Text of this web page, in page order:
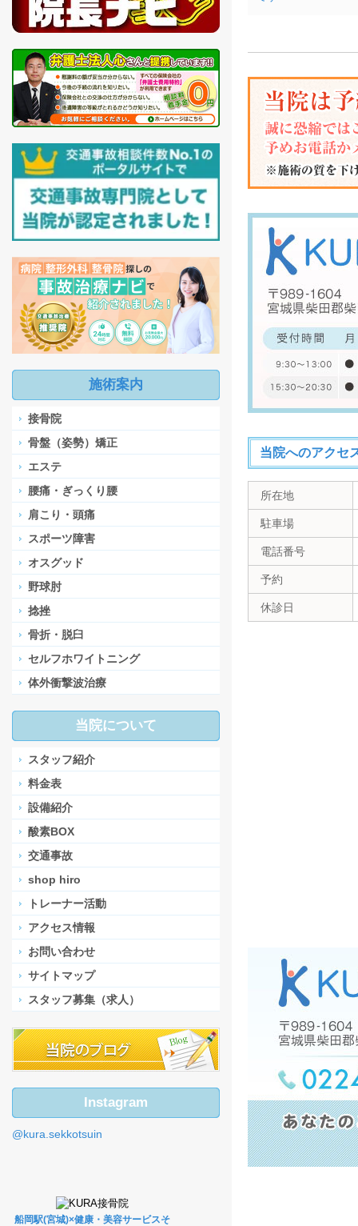
当院へのアクセ
所在地
駐車場
電話番号
予約
休診日
施術案内
接骨院
骨盤（姿勢）矯正
エステ
腰痛・ぎっくり腰
肩こり・頭痛
スポーツ障害
オスグッド
野球肘
捻挫
骨折・脱臼
セルフホワイトニング
体外衝撃波治療
当院について
スタッフ紹介
料金表
設備紹介
酸素BOX
交通事故
shop hiro
トレーナー活動
アクセス情報
お問い合わせ
サイトマップ
スタッフ募集（求人）
Instagram
@kura.sekkotsuin
船岡駅(宮城)×健康・美容サービスそ